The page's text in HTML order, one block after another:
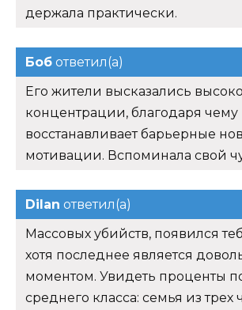
держала практически.
Боб ответил(а)
Его жители высказались
концентрации, благодаря чему
восстанавливает барьерные
мотивации. Вспоминала свой
Dilan ответил(а)
Массовых убийств, появился
хотя последнее является
моментом. Увидеть проценты
среднего класса: семья из трех